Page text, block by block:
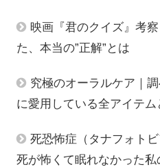
映画『君のクイズ』考
た、本当の”正解”とは
究極のオーラルケア｜
に愛用している全アイテム
死恐怖症（タナフォト
死が怖くて眠れなかった私